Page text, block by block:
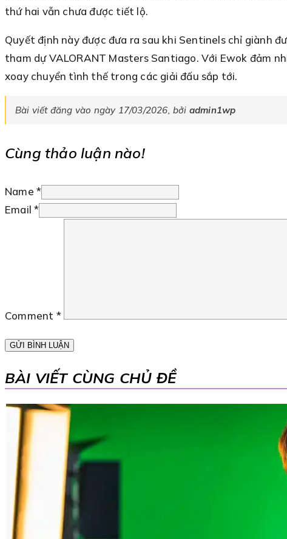
thứ hai vẫn chưa được tiết lộ.
Quyết định này được đưa ra sau khi Sentinels chỉ giành
tham dự VALORANT Masters Santiago. Với Ewok đảm
xoay chuyển tình thế trong các giải đấu sắp tới.
Bài viết đăng vào ngày 17/03/2026, bởi admin1wp
Cùng thảo luận nào!
Name *
Email *
Comment *
BÀI VIẾT CÙNG CHỦ ĐỀ